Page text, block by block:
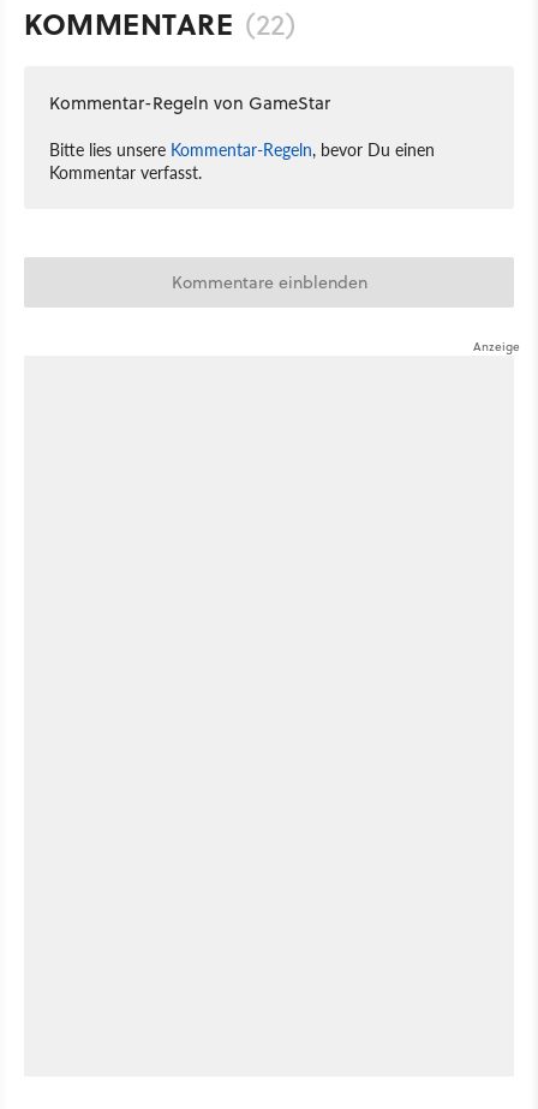
KOMMENTARE (22)
Kommentar-Regeln von GameStar
Bitte lies unsere Kommentar-Regeln, bevor Du einen
Kommentar verfasst.
Kommentare einblenden